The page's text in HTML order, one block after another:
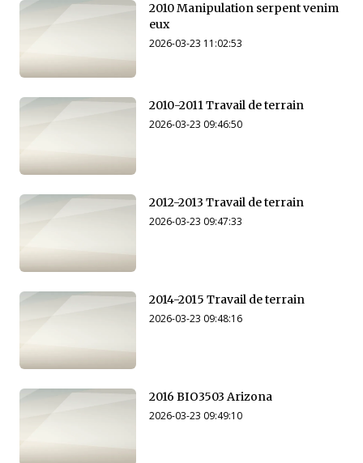
2010 Manipulation serpent venim
eux
2026-03-23 11:02:53
2010-2011 Travail de terrain
2026-03-23 09:46:50
2012-2013 Travail de terrain
2026-03-23 09:47:33
2014-2015 Travail de terrain
2026-03-23 09:48:16
2016 BIO3503 Arizona
2026-03-23 09:49:10